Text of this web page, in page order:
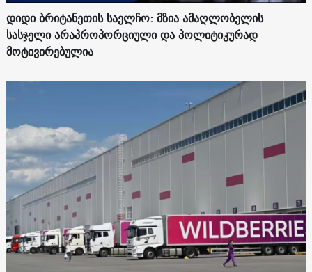
დიდი ბრიტანეთის საელჩო: მზია ამაღლობელის
სასჯელი არაპროპორციული და პოლიტიკურად
მოტივირებულია